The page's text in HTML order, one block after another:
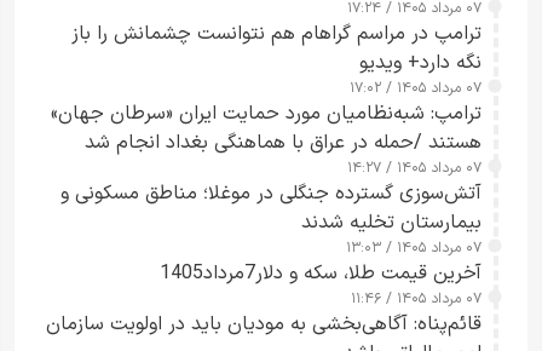
۰۷ مرداد ۱۴۰۵ / ۱۷:۲۴
ترامپ در مراسم گراهام هم نتوانست چشمانش را باز
نگه دارد+ ویدیو
۰۷ مرداد ۱۴۰۵ / ۱۷:۰۲
ترامپ: شبه‌نظامیان مورد حمایت ایران «سرطان جهان»
هستند /حمله در عراق با هماهنگی بغداد انجام شد
۰۷ مرداد ۱۴۰۵ / ۱۴:۲۷
آتش‌سوزی گسترده جنگلی در موغلا؛ مناطق مسکونی و
بیمارستان تخلیه شدند
۰۷ مرداد ۱۴۰۵ / ۱۳:۰۳
آخرین قیمت طلا، سکه و دلار7مرداد1405
۰۷ مرداد ۱۴۰۵ / ۱۱:۴۶
قائم‌پناه: آگاهی‌بخشی به مودیان باید در اولویت سازمان